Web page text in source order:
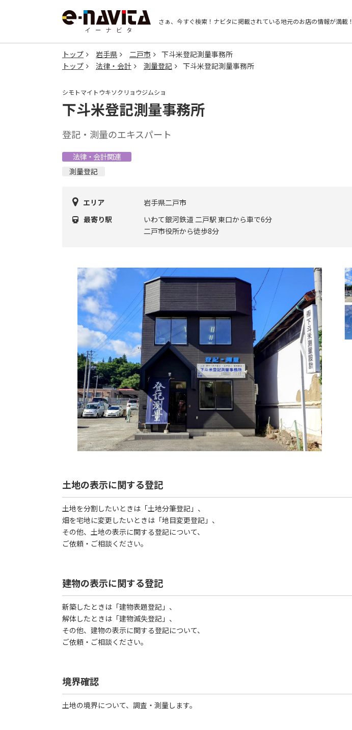
さぁ、今すぐ検索！ ナビタに掲載されている地元のお店の情報が満載！
トップ 岩手県 二戸市
下斗米登記測量事務所
トップ
法律・会計 測量登記 下斗米登記測量事務所
シモトマイトウキソクリョウジムショ
下斗米登記測量事務所
登記・測量のエキスパート
法律・会計関連
測量登記
エリア
岩手県二戸市
最寄り駅
いわて銀河鉄道 二戸駅 東口から車で6分
二戸市役所から徒歩8分
土地の表示に関する登記
土地を分割したいときは「土地分筆登記」、
畑を宅地に変更したいときは「地目変更登記」、
その他、土地の表示に関する登記について、
ご依頼・ご相談ください。
建物の表示に関する登記
新築したときは「建物表題登記」、
解体したときは「建物滅失登記」、
その他、建物の表示に関する登記について、
ご依頼・ご相談ください。
境界確認
土地の境界について、調査・測量します。